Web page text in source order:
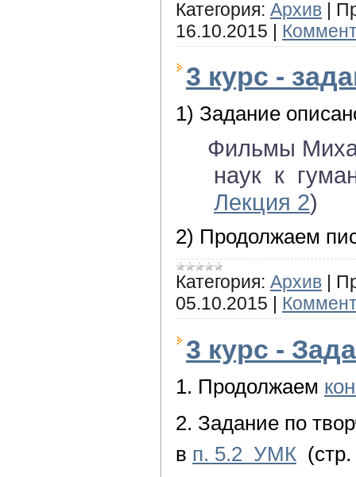
Категория: Архив |
16.10.2015 |
3 курс -
1) Задание
Фильмы
наук к
Лекция 2)
2) Продолжаем
Категория: Архив
05.10.2015
3 курс -
1. Продолжаем
2. Задание по
в п. 5.2 УМК